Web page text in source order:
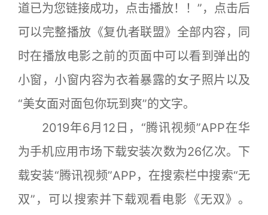
道已为您链接成功，点击播放！！”，点击后
可以完整播放《复仇者联盟》全部内容，同
时在播放电影之前的页面中可以看到弹出的
小窗，小窗内容为衣着暴露的女子照片以及
“美女面对面包你玩到爽”的文字。
2019年6月12日，“腾讯视频”APP在华
为手机应用市场下载安装次数为26亿次。下
载安装“腾讯视频”APP，在搜索栏中搜索“无
双”，可以搜索并下载观看电影《无双》。